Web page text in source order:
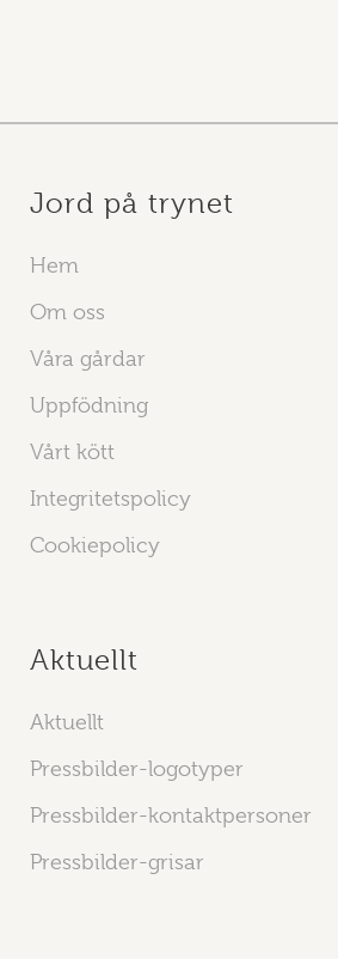
Jord på trynet
Hem
Om oss
Våra gårdar
Uppfödning
Vårt kött
Integritetspolicy
Cookiepolicy
Aktuellt
Aktuellt
Pressbilder-logotyper
Pressbilder-kontaktpersoner
Pressbilder-grisar